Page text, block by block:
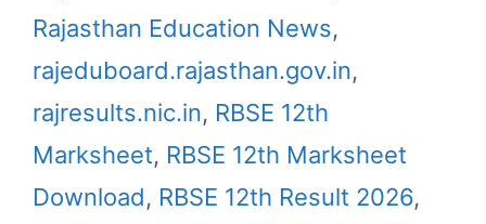
Rajasthan Education News,
rajeduboard.rajasthan.gov.in,
rajresults.nic.in, RBSE 12th
Marksheet, RBSE 12th Marksheet
Download, RBSE 12th Result 2026,